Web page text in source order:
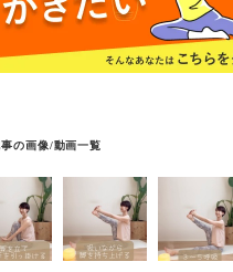
の画像/動画一覧